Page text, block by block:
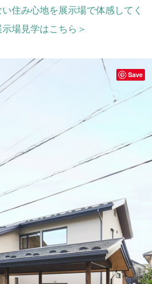
住み心地を展示場で体感してく
場見学はこちら＞
Save